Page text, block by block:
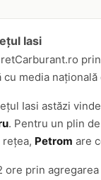
Iasi
prin
cu media
Iasi astăzi
. Pentru un plin
rețea, Petrom are
ore prin